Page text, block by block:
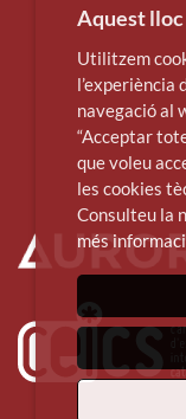
Aquest
Utilitzem
l’experiència
navegació al
“Acceptar
que voleu
les cookies
Consulteu la
més